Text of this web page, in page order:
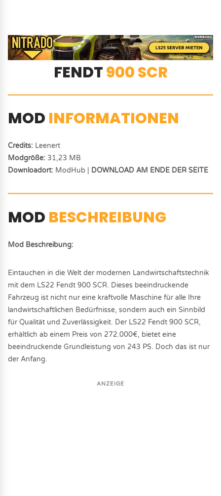
FENDT900 SCR
MOD INFORMATIONEN
Credits: Leenert
Modgröße: 31,23 MB
Downloadort: ModHub | DOWNLOAD AM ENDE DER SEITE
MOD BESCHREIBUNG
Mod Beschreibung:
Eintauchen in die Welt der modernen Landwirtschaftstechnik
mit dem LS22 Fendt 900 SCR. Dieses beeindruckende
Fahrzeug ist nicht nur eine kraftvolle Maschine für alle Ihre
landwirtschaftlichen Bedürfnisse, sondern auch ein Sinnbild
für Qualität und Zuverlässigkeit. Der LS22 Fendt 900 SCR,
erhältlich ab einem Preis von 272.000€, bietet eine
beeindruckende Grundleistung von 243 PS. Doch das ist nur
der Anfang.
ANZEIGE